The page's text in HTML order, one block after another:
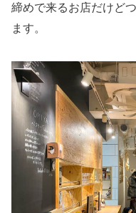
締めで来るお店だけど
ます。